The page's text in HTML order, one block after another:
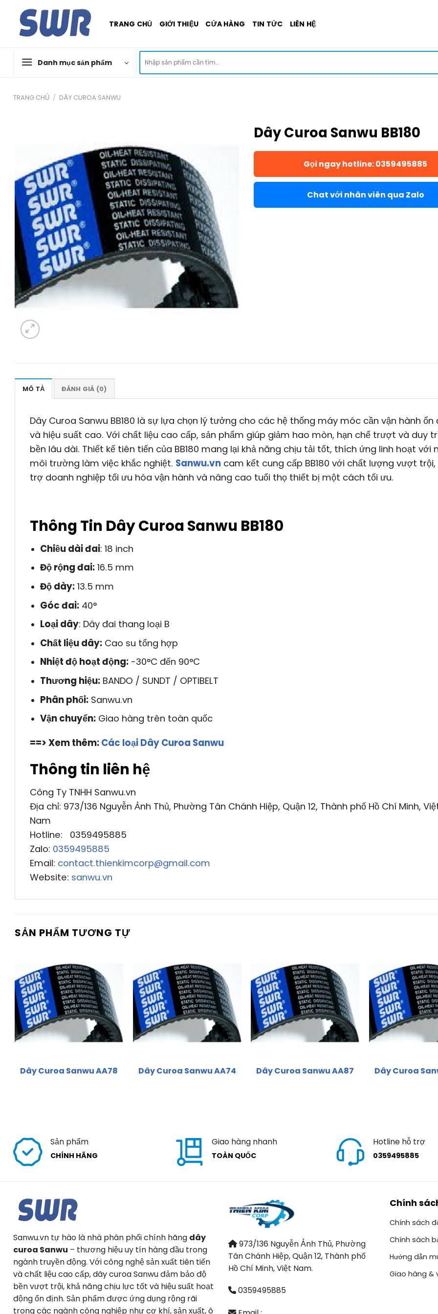
content
TRANG CHỦ GIỚI THIỆU CỬA HÀNG TIN TỨC LIÊN HỆ
Danh mục sản phẩm
kiếm:
TRANG CHỦ / DÂY CUROA SANWU
Dây Curoa Sanwu BB180
Gọi ngay hotline: 0359495885
Chat với nhân viên qua Zalo
MÔ TẢ ĐÁNH GIÁ (0)
Dây Curoa Sanwu BB180 là sự lựa chọn lý tưởng cho các hệ thống máy móc cần vận hành ổn
và hiệu suất cao. Với chất liệu cao cấp, sản phẩm giúp giảm hao mòn, hạn chế trượt và duy
bền lâu dài. Thiết kế tiên tiến của BB180 mang lại khả năng chịu tải tốt, thích ứng linh hoạt với
môi trường làm việc khắc nghiệt. Sanwu.vn cam kết cung cấp BB180 với chất lượng vượt trội,
trợ doanh nghiệp tối ưu hóa vận hành và nâng cao tuổi thọ thiết bị một cách tối ưu.
Thông Tin Dây Curoa Sanwu BB180
Chiều dài đai: 18 inch
Độ rộng đai:16.5 mm
Độ dày:13.5 mm
Góc đai:40°
Loại dây: Dây đai thang loại B
Chất liệu dây:Cao su tổng hợp
Nhiệt độ hoạt động:-30°C đến 90°C
Thương hiệu:BANDO / SUNDT / OPTIBELT
Phân phối:Sanwu.vn
Vận chuyển:Giao hàng trên toàn quốc
==> Xem thêm: Các loại Dây Curoa Sanwu
Thông tin liên hệ
Công Ty TNHH Sanwu.vn
Địa chỉ: 973/136 Nguyễn Ảnh Thủ, Phường Tân Chánh Hiệp, Quận 12, Thành phố Hồ Chí Minh,
Nam
Hotline: 0359495885
Zalo: 0359495885
Email: contact.thienkimcorp@gmail.com
Website: sanwu.vn
SẢN PHẨM TƯƠNG TỰ
Dây Curoa Sanwu AA78 Dây Curoa Sanwu AA74 Dây Curoa Sanwu AA87 Dây Curoa
Sản phẩm
CHÍNH HÃNG
Giao hàng nhanh
TOÀN QUỐC
Hotline hỗ trợ
0359495885
Sanwu.vn tự hào là nhà phân phối chính hãng dây
curoa Sanwu – thương hiệu uy tín hàng đầu trong
ngành truyền động. Với công nghệ sản xuất tiên tiến
và chất liệu cao cấp, dây curoa Sanwu đảm bảo độ
bền vượt trội, khả năng chịu lực tốt và hiệu suất hoạt
động ổn định. Sản phẩm được ứng dụng rộng rãi
trong các ngành công nghiệp như cơ khí, sản xuất, ô
973/136 Nguyễn Ảnh Thủ, Phường
Tân Chánh Hiệp, Quận 12, Thành phố
Hồ Chí Minh, Việt Nam.
0359495885
Chính
Chính sách
Chính sách
Hướng dẫn
Giao hàng &